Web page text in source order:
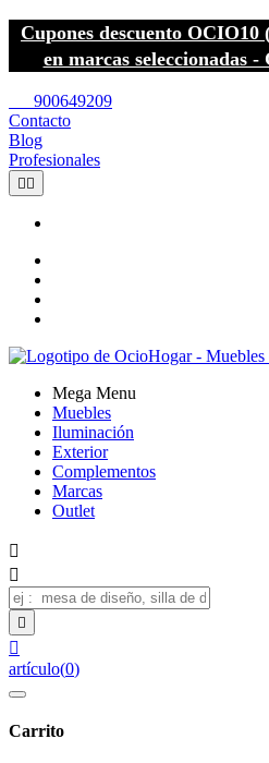
Cupones descuento
en marcas seleccionadas
900649209
Contacto
Blog
Profesionales
 
Mega Menu
Muebles
Iluminación
Exterior
Complementos
Marcas
Outlet




artículo(0)
Carrito